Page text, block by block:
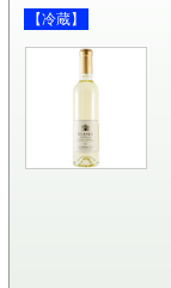
【冷蔵】